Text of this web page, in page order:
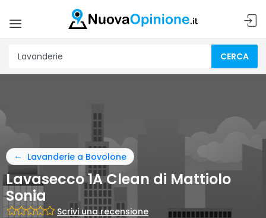
CERCA
Lavanderie a Bovolone
Lavasecco 1A Clean di Mattiolo
Sonia
Scrivi una recensione